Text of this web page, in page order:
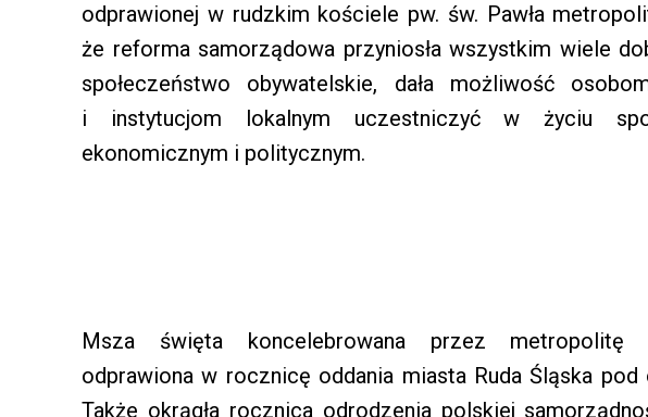
odprawionej w rudzkim kościele pw. św. Pawła
że reforma samorządowa przyniosła wszystkim wiele
społeczeństwo obywatelskie, dała możliwość
i instytucjom lokalnym uczestniczyć w życiu
ekonomicznym i politycznym.
Msza święta koncelebrowana przez metropolitę
odprawiona w rocznicę oddania miasta Ruda Śląska pod
Także okrągła rocznica odrodzenia polskiej